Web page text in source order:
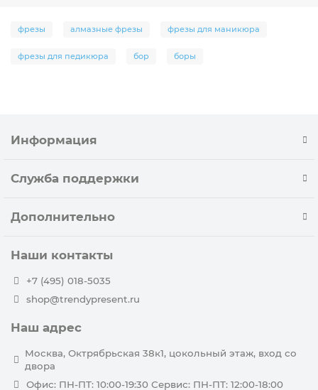
фрезы алмазные фрезы фрезы для маникюра
фрезы для педикюра бор боры
Информация
Служба поддержки
Дополнительно
Наши контакты
+7 (495) 018-5035
shop@trendypresent.ru
Наш адрес
Москва, Октрябрьская 38к1, цокольный этаж, вход со
двора
Офис: ПН-ПТ: 10:00-19:30 Сервис: ПН-ПТ: 12:00-18:00